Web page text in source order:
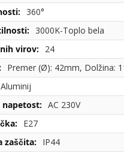
360°
3000K-Toplo bela
24
Premer (Ø): 42mm, Dolžina:
Aluminij
AC 230V
E27
IP44